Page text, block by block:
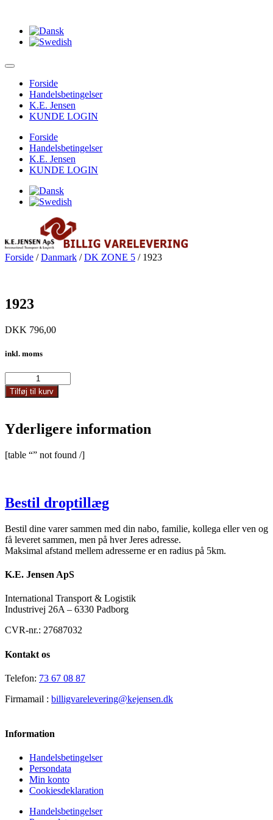
Forside
Handelsbetingelser
K.E. Jensen
KUNDE LOGIN
Forside
Handelsbetingelser
K.E. Jensen
KUNDE LOGIN
Forside /Danmark /DK ZONE 5 / 1923
1923
DKK 796,00
inkl. moms
antal
Tilføj til kurv
Yderligere information
[table “” not found /]
Bestil droptillæg
Bestil dine varer sammen med din nabo, familie, kollega eller ven og
få leveret sammen, men på hver Jeres adresse.
Maksimal afstand mellem adresserne er en radius på 5km.
K.E. Jensen ApS
International Transport & Logistik
Industrivej 26A – 6330 Padborg
CVR-nr.: 27687032
Kontakt os
Telefon: 73 67 08 87
Firmamail : billigvarelevering@kejensen.dk
Information
Handelsbetingelser
Persondata
Min konto
Cookiesdeklaration
Handelsbetingelser